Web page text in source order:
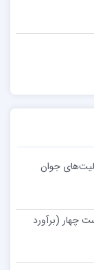
جوان
پیوست چهار (برآورد